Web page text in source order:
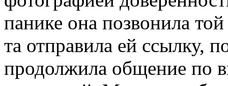
панике она позвонила
та отправила ей ссылку,
продолжила общение по